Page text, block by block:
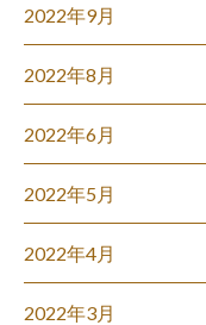
2022年9月
2022年8月
2022年6月
2022年5月
2022年4月
2022年3月